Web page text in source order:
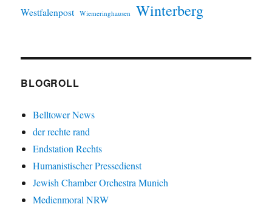
Westfalenpost Wiemeringhausen Winterberg
BLOGROLL
Belltower News
der rechte rand
Endstation Rechts
Humanistischer Pressedienst
Jewish Chamber Orchestra Munich
Medienmoral NRW